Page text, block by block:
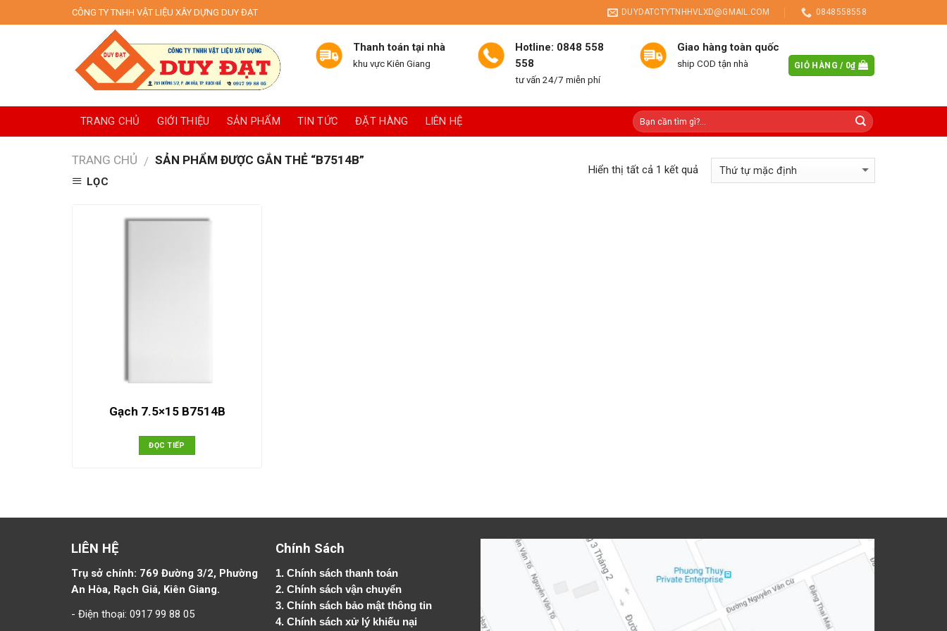
to
CÔNG TY TNHH VẬT LIỆU XÂY DỰNG DUY ĐẠT DUYDATCTYTNHHVLXD@GMAIL.COM 0848558558
Thanh toán tại nhà
khu vực Kiên Giang
Hotline: 0848 558
558
tư vấn 24/7 miễn phí
Giao hàng toàn quốc
ship COD tận nhà GIỎ HÀNG / 0₫
TRANG CHỦ GIỚI THIỆU SẢN PHẨM TIN TỨC ĐẶT HÀNG LIÊN HỆ
TRANG CHỦ / SẢN PHẨM ĐƯỢC GẮN THẺ “B7514B”
LỌC
Hiển thị tất cả 1 kết quả
Gạch 7.5×15 B7514B
ĐỌC TIẾP
LIÊN HỆ
Trụ sở chính: 769 Đường 3/2, Phường
An Hòa, Rạch Giá, Kiên Giang.
- Điện thoại: 0917 99 88 05
Chính Sách
1.Chính sách thanh toán
2.Chính sách vận chuyển
3. Chính sách bảo mật thông tin
4.Chính sách xử lý khiếu nại